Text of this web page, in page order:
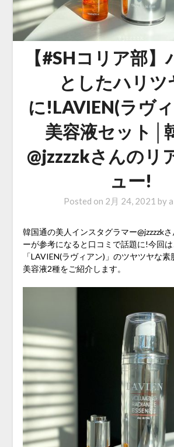
【#SHコリア部】
としたハリツ
に!LAVIEN(ラヴ
美容液セット│
@jzzzzkさんのリ
ュー!
Posted on 2月 24, 2021 by
韓国通の美人インスタグラマー@jzzzzk
ーが参考になると口コミで話題に!今回
「LAVIEN(ラヴィアン)」のツヤツヤな
美容液2種をご紹介します。